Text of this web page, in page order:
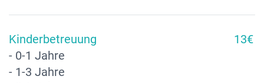
Kinderbetreuung
- 0-1 Jahre
- 1-3 Jahre
13€